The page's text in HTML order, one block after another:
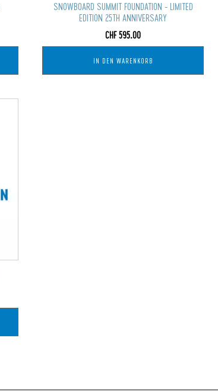
SNOWBOARD SUMMIT FOUNDATION - LIMITED
EDITION 25TH ANNIVERSARY
CHF595.00
IN DEN WARENKORB